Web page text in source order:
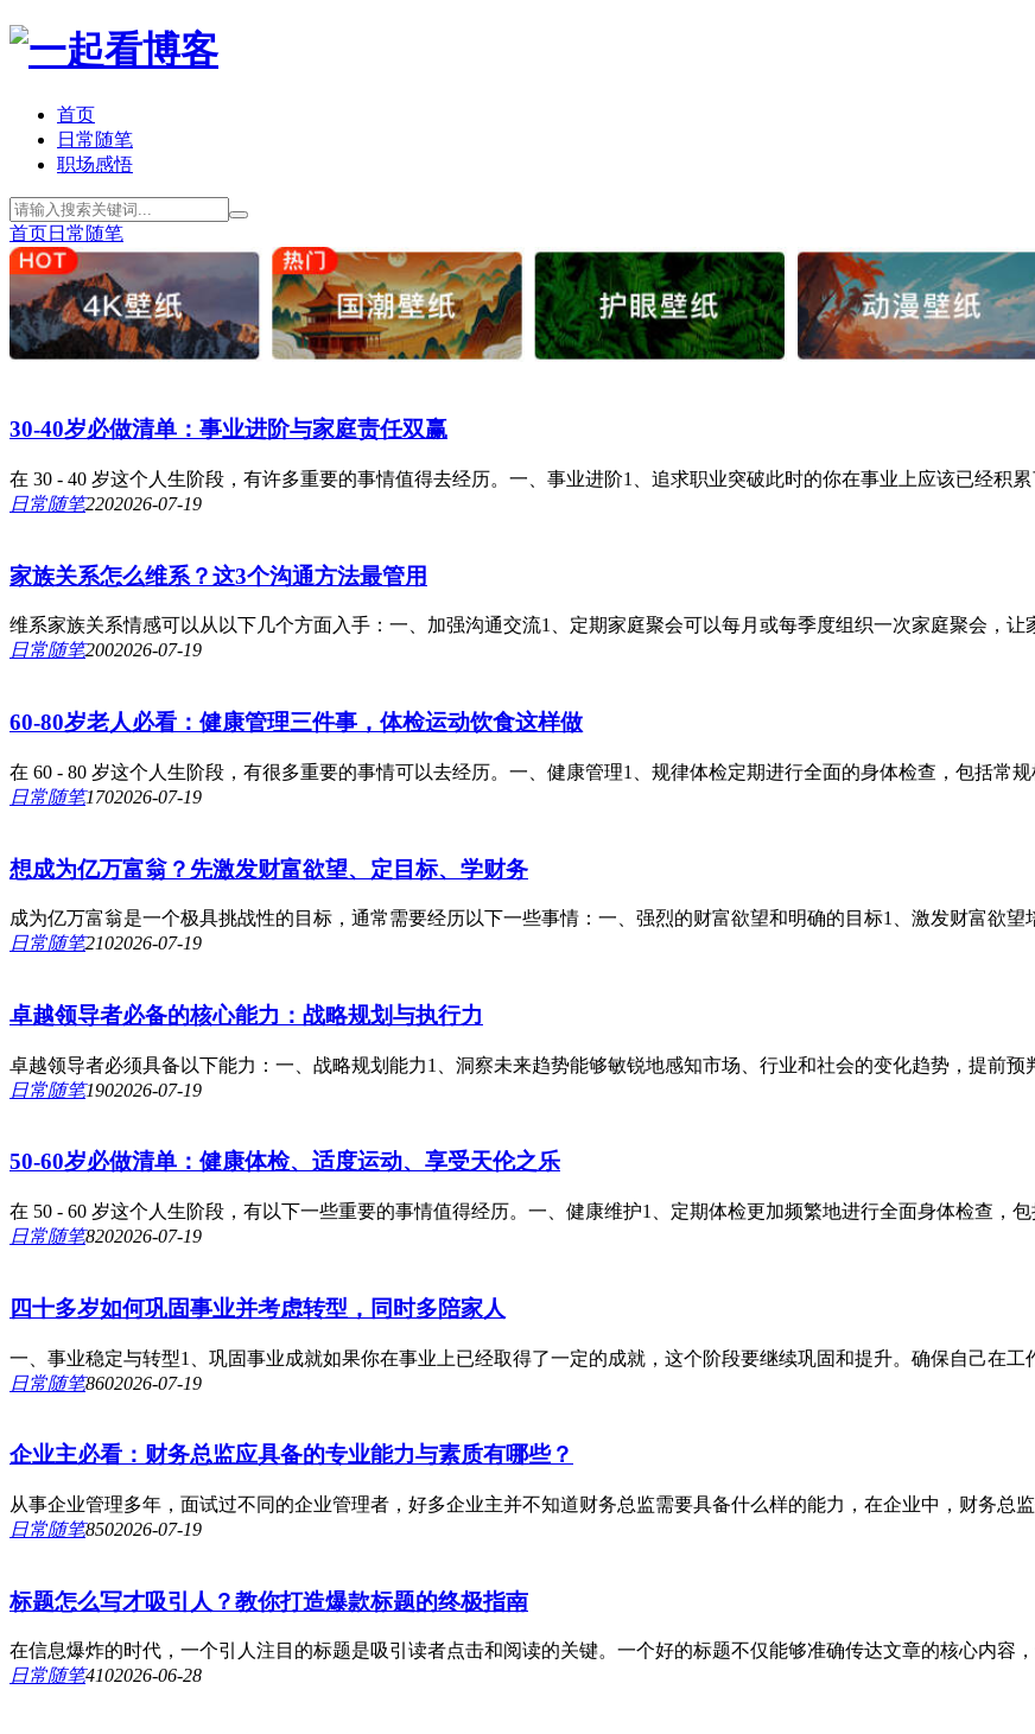
首页
日常随笔
职场感悟
首页日常随笔
30-40岁必做清单：事业进阶与家庭责任双赢
在 30 - 40 岁这个人生阶段，有许多重要的事情值得去经历。一、事业进阶1、追求职业突破此时的你在事业上应该已经积
日常随笔2202026-07-19
家族关系怎么维系？这3个沟通方法最管用
维系家族关系情感可以从以下几个方面入手：一、加强沟通交流1、定期家庭聚会可以每月或每季度组织一次家庭聚会，让
日常随笔2002026-07-19
60-80岁老人必看：健康管理三件事，体检运动饮食这样做
在 60 - 80 岁这个人生阶段，有很多重要的事情可以去经历。一、健康管理1、规律体检定期进行全面的身体检查，包括常
日常随笔1702026-07-19
想成为亿万富翁？先激发财富欲望、定目标、学财务
成为亿万富翁是一个极具挑战性的目标，通常需要经历以下一些事情：一、强烈的财富欲望和明确的目标1、激发财富欲望
日常随笔2102026-07-19
卓越领导者必备的核心能力：战略规划与执行力
卓越领导者必须具备以下能力：一、战略规划能力1、洞察未来趋势能够敏锐地感知市场、行业和社会的变化趋势，提前预
日常随笔1902026-07-19
50-60岁必做清单：健康体检、适度运动、享受天伦之乐
在 50 - 60 岁这个人生阶段，有以下一些重要的事情值得经历。一、健康维护1、定期体检更加频繁地进行全面身体检查，
日常随笔8202026-07-19
四十多岁如何巩固事业并考虑转型，同时多陪家人
一、事业稳定与转型1、巩固事业成就如果你在事业上已经取得了一定的成就，这个阶段要继续巩固和提升。确保自己在工
日常随笔8602026-07-19
企业主必看：财务总监应具备的专业能力与素质有哪些？
从事企业管理多年，面试过不同的企业管理者，好多企业主并不知道财务总监需要具备什么样的能力，在企业中，财务总
日常随笔8502026-07-19
标题怎么写才吸引人？教你打造爆款标题的终极指南
在信息爆炸的时代，一个引人注目的标题是吸引读者点击和阅读的关键。一个好的标题不仅能够准确传达文章的核心内容
日常随笔4102026-06-28